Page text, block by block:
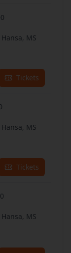
MS
Tickets
MS
Tickets
MS